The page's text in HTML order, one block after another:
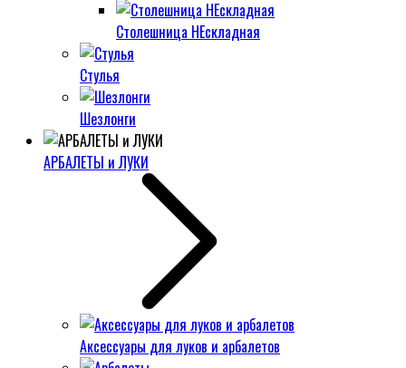
Столешница НЕскладная
Стулья
Шезлонги
АРБАЛЕТЫ и ЛУКИ
Аксессуары для луков и арбалетов